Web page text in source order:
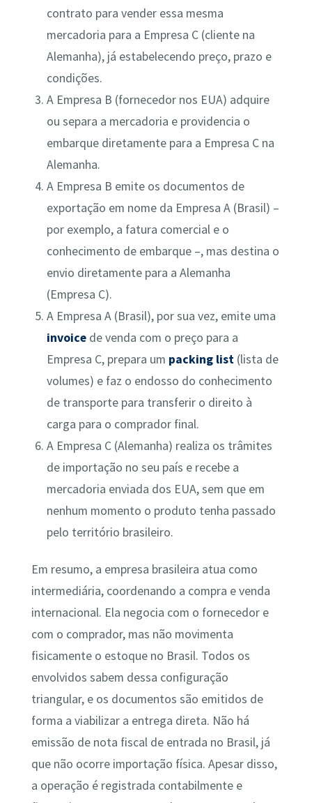
contrato para vender essa mesma
mercadoria para a Empresa C (cliente na
Alemanha), já estabelecendo preço, prazo e
condições.
A Empresa B (fornecedor nos EUA) adquire
ou separa a mercadoria e providencia o
embarque diretamente para a Empresa C na
Alemanha.
A Empresa B emite os documentos de
exportação em nome da Empresa A (Brasil) –
por exemplo, a fatura comercial e o
conhecimento de embarque –, mas destina o
envio diretamente para a Alemanha
(Empresa C).
A Empresa A (Brasil), por sua vez, emite uma
invoice de venda com o preço para a
Empresa C, prepara um packing list (lista de
volumes) e faz o endosso do conhecimento
de transporte para transferir o direito à
carga para o comprador final​.
A Empresa C (Alemanha) realiza os trâmites
de importação no seu país e recebe a
mercadoria enviada dos EUA, sem que em
nenhum momento o produto tenha passado
pelo território brasileiro​.
Em resumo, a empresa brasileira atua como
intermediária, coordenando a compra e venda
internacional. Ela negocia com o fornecedor e
com o comprador, mas não movimenta
fisicamente o estoque no Brasil. Todos os
envolvidos sabem dessa configuração
triangular, e os documentos são emitidos de
forma a viabilizar a entrega direta. Não há
emissão de nota fiscal de entrada no Brasil, já
que não ocorre importação física​. Apesar disso,
a operação é registrada contabilmente e